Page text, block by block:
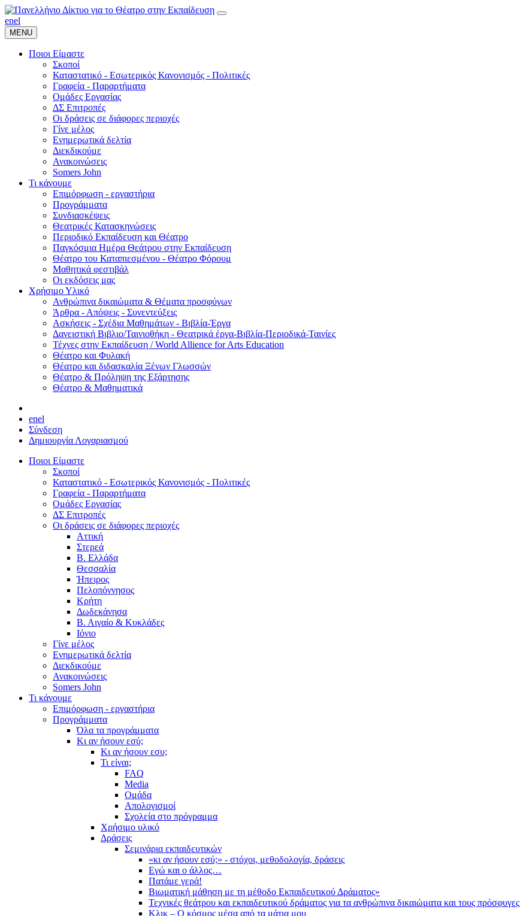
enel
MENU
Ποιοι Είμαστε
Σκοποί
Καταστατικό - Εσωτερικός Κανονισμός - Πολιτικές
Γραφεία - Παραρτήματα
Ομάδες Εργασίας
ΔΣ Επιτροπές
Οι δράσεις σε διάφορες περιοχές
Γίνε μέλος
Ενημερωτικά δελτία
Διεκδικούμε
Ανακοινώσεις
Somers John
Τι κάνουμε
Επιμόρφωση - εργαστήρια
Προγράμματα
Συνδιασκέψεις
Θεατρικές Κατασκηνώσεις
Περιοδικό Εκπαίδευση και Θέατρο
Παγκόσμια Ημέρα Θεάτρου στην Εκπαίδευση
Θέατρο του Καταπιεσμένου - Θέατρο Φόρουμ
Μαθητικά φεστιβάλ
Οι εκδόσεις μας
Χρήσιμο Υλικό
Ανθρώπινα δικαιώματα & Θέματα προσφύγων
Άρθρα - Απόψεις - Συνεντεύξεις
Ασκήσεις - Σχέδια Μαθημάτων - Βιβλία-Έργα
Δανειστική Βιβλιο/Ταινιοθήκη - Θεατρικά έργα-Βιβλία-Περιοδικά-Ταινίες
Τέχνες στην Εκπαίδευση / World Allience for Arts Education
Θέατρο και Φυλακή
Θέατρο και διδασκαλία Ξένων Γλωσσών
Θέατρο & Πρόληψη της Εξάρτησης
Θέατρο & Μαθηματικά
enel
Σύνδεση
Δημιουργία Λογαριασμού
Ποιοι Είμαστε
Σκοποί
Καταστατικό - Εσωτερικός Κανονισμός - Πολιτικές
Γραφεία - Παραρτήματα
Ομάδες Εργασίας
ΔΣ Επιτροπές
Οι δράσεις σε διάφορες περιοχές
Αττική
Στερεά
Β. Ελλάδα
Θεσσαλία
Ήπειρος
Πελοπόννησος
Κρήτη
Δωδεκάνησα
Β. Αιγαίο & Κυκλάδες
Ιόνιο
Γίνε μέλος
Ενημερωτικά δελτία
Διεκδικούμε
Ανακοινώσεις
Somers John
Τι κάνουμε
Επιμόρφωση - εργαστήρια
Προγράμματα
Όλα τα προγράμματα
Κι αν ήσουν εσύ;
Κι αν ήσουν εσυ;
Τι είναι;
FAQ
Media
Ομάδα
Απολογισμοί
Σχολεία στο πρόγραμμα
Χρήσιμο υλικό
Δράσεις
Σεμινάρια εκπαιδευτικών
«κι αν ήσουν εσύ;» - στόχοι, μεθοδολογία, δράσεις
Εγώ και ο άλλος…
Πατάμε γερά!
Βιωματική μάθηση με τη μέθοδο Εκπαιδευτικού Δράματος»
Τεχνικές θεάτρου και εκπαιδευτικού δράματος για τα ανθρώπινα δικαιώματα και τους πρόσφυγες
Κλικ – Ο κόσμος μέσα από τα μάτια μου